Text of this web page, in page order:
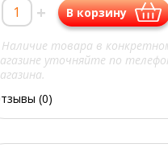
+ В корзину
товара в
уточняйте по
(0)